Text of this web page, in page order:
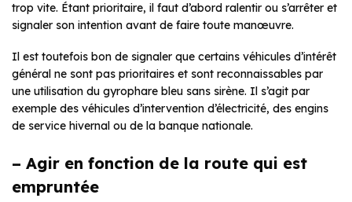
trop vite. Étant prioritaire, il faut d’abord ralentir ou s’arrêter et
signaler son intention avant de faire toute manœuvre.
Il est toutefois bon de signaler que certains véhicules d’intérêt
général ne sont pas prioritaires et sont reconnaissables par
une utilisation du gyrophare bleu sans sirène. Il s’agit par
exemple des véhicules d’intervention d’électricité, des engins
de service hivernal ou de la banque nationale.
– Agir en fonction de la route qui est
empruntée